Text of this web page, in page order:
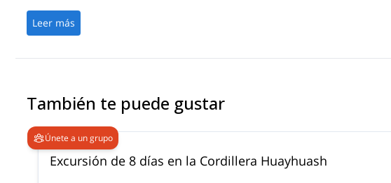
Leer más
También te puede gustar
Únete a un grupo
Excursión de 8 días en la Cordillera Huayhuash